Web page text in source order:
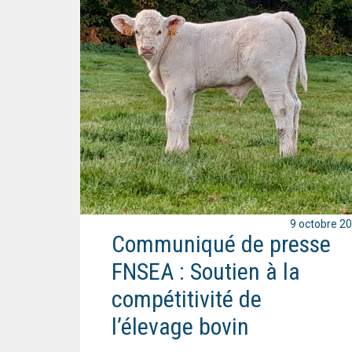
Communiqué de presse
FNSEA : Soutien à la
compétitivité de
l’élevage bovin
9 octobre